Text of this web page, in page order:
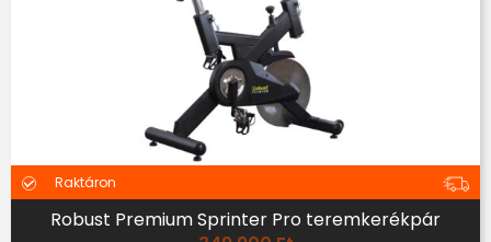
Raktáron
Robust Premium Sprinter Pro teremkerékpár